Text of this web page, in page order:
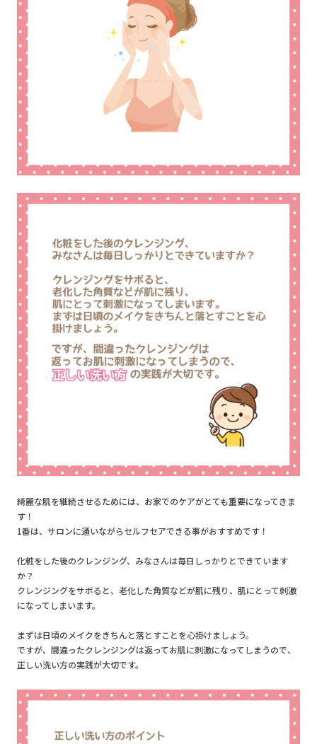
綺麗な肌を継続させるためには、お家でのケアがとても重要になってきま
す！
1番は、サロンに通いながらセルフセアできる事がおすすめです！
化粧をした後のクレンジング、みなさんは毎日しっかりとできています
か？
クレンジングをサボると、老化した角質などが肌に残り、肌にとって刺激
になってしまいます。
まずは日頃のメイクをきちんと落とすことを心掛けましょう。
ですが、間違ったクレンジングは返ってお肌に刺激になってしまうので、
正しい洗い方の実践が大切です。